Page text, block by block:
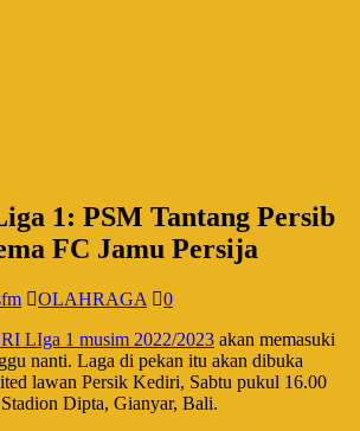
1: PSM Tantang Persib
FC Jamu Persija
OLAHRAGA
0
LIga 1 musim 2022/2023 akan memasuki
nanti. Laga di pekan itu akan dibuka
lawan Persik Kediri, Sabtu pukul 16.00
Dipta, Gianyar, Bali.